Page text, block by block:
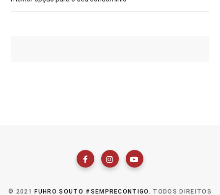
© 2021FUHRO SOUTO #SEMPRECONTIGO . TODOS DIREITOS